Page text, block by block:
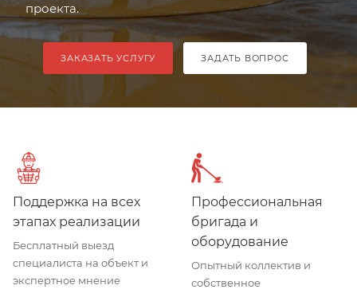
проекта.
ЗАКАЗАТЬ УСЛУГУ ЗАДАТЬ ВОПРОС
Поддержка на всех
этапах реализации
Бесплатный выезд
специалиста на объект и
экспертное мнение
Профессиональная
бригада и
оборудование
Опытный коллектив и
собственное